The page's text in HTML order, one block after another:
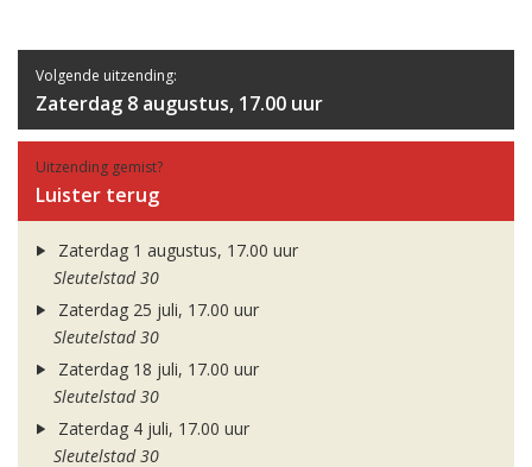
Volgende uitzending:
Zaterdag 8 augustus, 17.00 uur
Uitzending gemist?
Luister terug
Zaterdag 1 augustus, 17.00 uur
Sleutelstad 30
Zaterdag 25 juli, 17.00 uur
Sleutelstad 30
Zaterdag 18 juli, 17.00 uur
Sleutelstad 30
Zaterdag 4 juli, 17.00 uur
Sleutelstad 30